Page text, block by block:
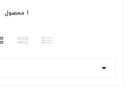
1 محصول
